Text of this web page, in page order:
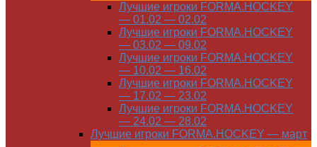
Лучшие игроки FORMA.HOCKEY
— 01.02 — 02.02
Лучшие игроки FORMA.HOCKEY
— 03.02 — 09.02
Лучшие игроки FORMA.HOCKEY
— 10.02 — 16.02
Лучшие игроки FORMA.HOCKEY
— 17.02 — 23.02
Лучшие игроки FORMA.HOCKEY
— 24.02 — 28.02
Лучшие игроки FORMA.HOCKEY — март